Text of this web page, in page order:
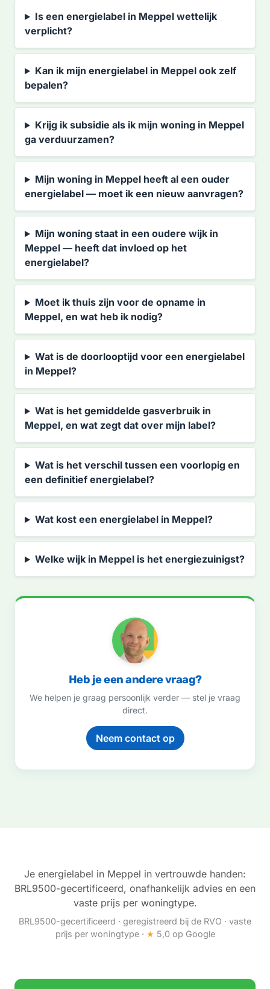
Is een energielabel in Meppel wettelijk
verplicht?
Kan ik mijn energielabel in Meppel ook zelf
bepalen?
Krijg ik subsidie als ik mijn woning in Meppel
ga verduurzamen?
Mijn woning in Meppel heeft al een ouder
energielabel — moet ik een nieuw aanvragen?
Mijn woning staat in een oudere wijk in
Meppel — heeft dat invloed op het
energielabel?
Moet ik thuis zijn voor de opname in
Meppel, en wat heb ik nodig?
Wat is de doorlooptijd voor een energielabel
in Meppel?
Wat is het gemiddelde gasverbruik in
Meppel, en wat zegt dat over mijn label?
Wat is het verschil tussen een voorlopig en
een definitief energielabel?
Wat kost een energielabel in Meppel?
Welke wijk in Meppel is het energiezuinigst?
Heb je een andere vraag?
We helpen je graag persoonlijk verder — stel je vraag
direct.
Neem contact op
Je energielabel in Meppel in vertrouwde handen:
BRL9500-gecertificeerd, onafhankelijk advies en een
vaste prijs per woningtype.
BRL9500-gecertificeerd · geregistreerd bij de RVO · vaste
prijs per woningtype · ★ 5,0 op Google